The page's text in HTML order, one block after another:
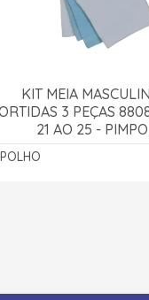
KIT MEIA
3 PEÇAS
21 AO 25 -